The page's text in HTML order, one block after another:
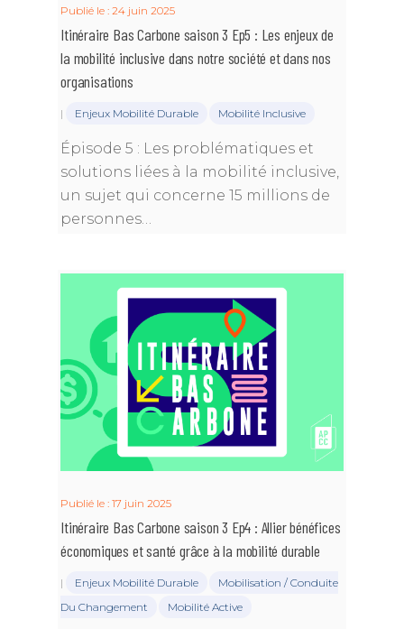
Publié le : 24 juin 2025
Itinéraire Bas Carbone saison 3 Ep5 : Les enjeux de
la mobilité inclusive dans notre société et dans nos
organisations
| Enjeux Mobilité Durable Mobilité Inclusive
Épisode 5 : Les problématiques et
solutions liées à la mobilité inclusive,
un sujet qui concerne 15 millions de
personnes…
Publié le : 17 juin 2025
Itinéraire Bas Carbone saison 3 Ep4 : Allier bénéfices
économiques et santé grâce à la mobilité durable
| Enjeux Mobilité Durable
Mobilisation / Conduite
Du Changement
Mobilité Active